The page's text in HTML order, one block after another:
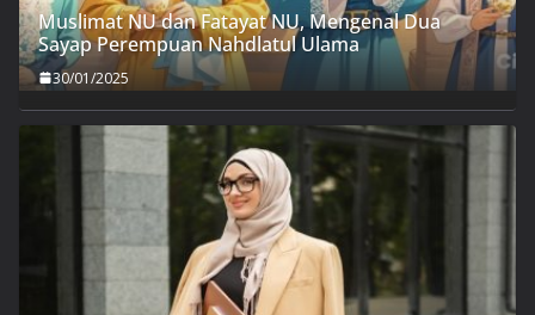
Muslimat NU dan Fatayat NU, Mengenal Dua
Sayap Perempuan Nahdlatul Ulama
30/01/2025